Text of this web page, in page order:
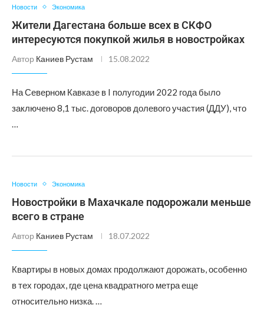
Новости Экономика
Жители Дагестана больше всех в СКФО
интересуются покупкой жилья в новостройках
Автор Каниев Рустам 15.08.2022
На Северном Кавказе в I полугодии 2022 года было
заключено 8,1 тыс. договоров долевого участия (ДДУ), что
…
Новости Экономика
Новостройки в Махачкале подорожали меньше
всего в стране
Автор Каниев Рустам 18.07.2022
Квартиры в новых домах продолжают дорожать, особенно
в тех городах, где цена квадратного метра еще
относительно низка. …